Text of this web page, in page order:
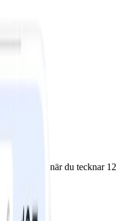
50% när du tecknar 12
strategi